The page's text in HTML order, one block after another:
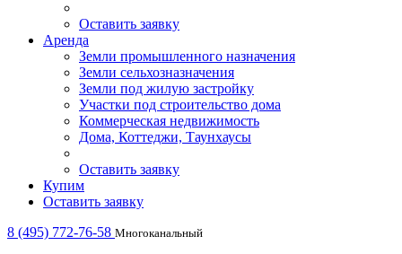
Оставить заявку
Аренда
Земли промышленного назначения
Земли сельхозназначения
Земли под жилую застройку
Участки под строительство дома
Коммерческая недвижимость
Дома, Коттеджи, Таунхаусы
Оставить заявку
Купим
Оставить заявку
8 (495) 772-76-58 Многоканальный